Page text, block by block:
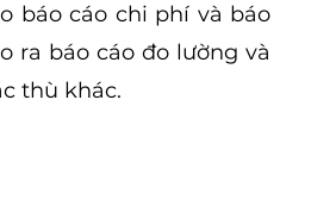
báo cáo chi phí và báo
ra báo cáo đo lường và
thù khác.